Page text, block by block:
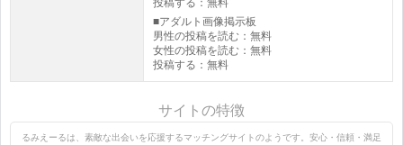
投稿する：無料
■アダルト画像掲示板
男性の投稿を読む：無料
女性の投稿を読む：無料
投稿する：無料
サイトの特徴
るみえーるは、素敵な出会いを応援するマッチングサイトのようです。安心・信頼・満足